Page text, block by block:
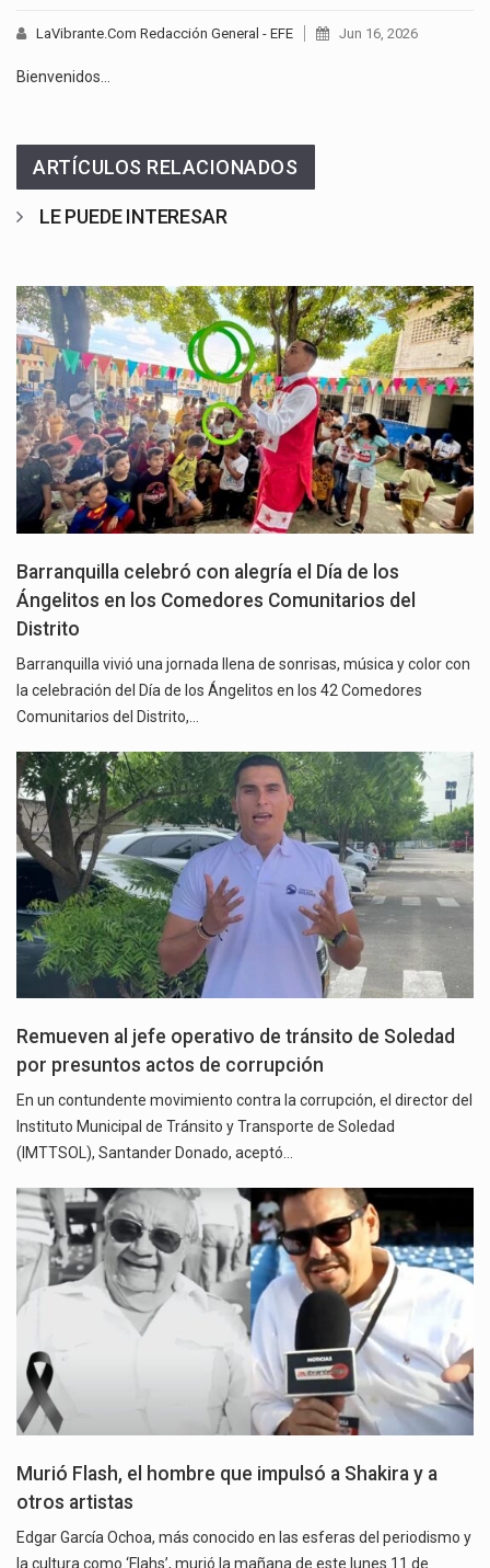
LaVibrante.Com Redacción General - EFE Jun 16, 2026
Bienvenidos…
ARTÍCULOS RELACIONADOS
LE PUEDE INTERESAR
Barranquilla celebró con alegría el Día de los
Ángelitos en los Comedores Comunitarios del
Distrito
Barranquilla vivió una jornada llena de sonrisas, música y color con
la celebración del Día de los Ángelitos en los 42 Comedores
Comunitarios del Distrito,…
Remueven al jefe operativo de tránsito de Soledad
por presuntos actos de corrupción
En un contundente movimiento contra la corrupción, el director del
Instituto Municipal de Tránsito y Transporte de Soledad
(IMTTSOL), Santander Donado, aceptó…
Murió Flash, el hombre que impulsó a Shakira y a
otros artistas
Edgar García Ochoa, más conocido en las esferas del periodismo y
la cultura como ‘Flahs’, murió la mañana de este lunes 11 de